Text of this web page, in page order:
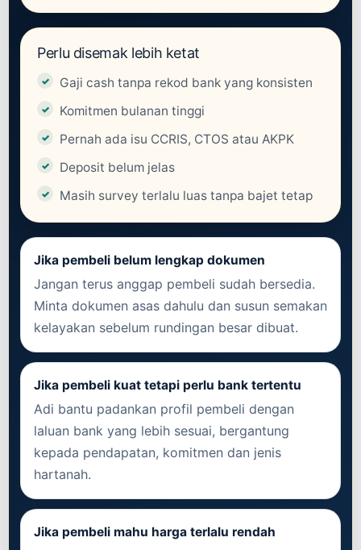
Perlu disemak lebih ketat
Gaji cash tanpa rekod bank yang konsisten
Komitmen bulanan tinggi
Pernah ada isu CCRIS, CTOS atau AKPK
Deposit belum jelas
Masih survey terlalu luas tanpa bajet tetap
Jika pembeli belum lengkap dokumen
Jangan terus anggap pembeli sudah bersedia.
Minta dokumen asas dahulu dan susun semakan
kelayakan sebelum rundingan besar dibuat.
Jika pembeli kuat tetapi perlu bank tertentu
Adi bantu padankan profil pembeli dengan
laluan bank yang lebih sesuai, bergantung
kepada pendapatan, komitmen dan jenis
hartanah.
Jika pembeli mahu harga terlalu rendah